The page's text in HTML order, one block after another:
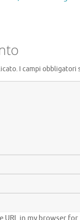
I campi obbligatori